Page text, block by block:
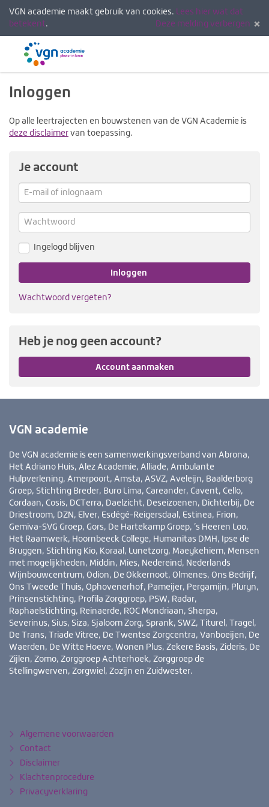
VGN academie maakt gebruik van cookies. Lees hier wat dat
betekent. Deze melding verbergen
Menu
Inloggen
Op alle leertrajecten en bouwstenen van de VGN Academie is
deze disclaimer van toepassing.
Je account
E-
mail
of
inlognaam
Wachtwoord
Ingelogd blijven
Inloggen
Wachtwoord vergeten?
Heb je nog geen account?
Account aanmaken
VGN academie
De VGN academie is een samenwerkingsverband van Abrona,
Het Adriano Huis, Alez Academie, Alliade, Ambulante
Hulpverlening, Amerpoort, Amsta, ASVZ, Aveleijn, Baalderborg
Groep, Stichting Breder, Buro Lima, Careander, Cavent, Cello,
Cordaan, Cosis, DCTerra, Daelzicht, Deseizoenen, Dichterbij, De
Driestroom, DZN, Elver, Esdégé-Reigersdaal, Estinea, Frion,
Gemiva-SVG Groep, Gors, De Hartekamp Groep, ’s Heeren Loo,
Het Raamwerk, Hoornbeeck College, Humanitas DMH, Ipse de
Bruggen, Stichting Kio, Koraal, Lunetzorg, Maeykehiem, Mensen
met mogelijkheden, Middin, Mies, Nedereind, Nederlands
Wijnbouwcentrum, Odion, De Okkernoot, Olmenes, Ons Bedrijf,
Ons Tweede Thuis, Ophovenerhof, Pameijer, Pergamijn, Pluryn,
Prinsenstichting, Profila Zorggroep, PSW, Radar,
Raphaelstichting, Reinaerde, ROC Mondriaan, Sherpa,
Severinus, Sius, Siza, Sjaloom Zorg, Sprank, SWZ, Titurel, Tragel,
De Trans, Triade Vitree, De Twentse Zorgcentra, Vanboeijen, De
Waerden, De Witte Hoeve, Wonen Plus, Zekere Basis, Zideris, De
Zijlen, Zomo, Zorggroep Achterhoek, Zorggroep de
Stellingwerven, Zorgwiel, Zozijn en Zuidwester.
Algemene voorwaarden
Contact
Disclaimer
Klachtenprocedure
Privacyverklaring